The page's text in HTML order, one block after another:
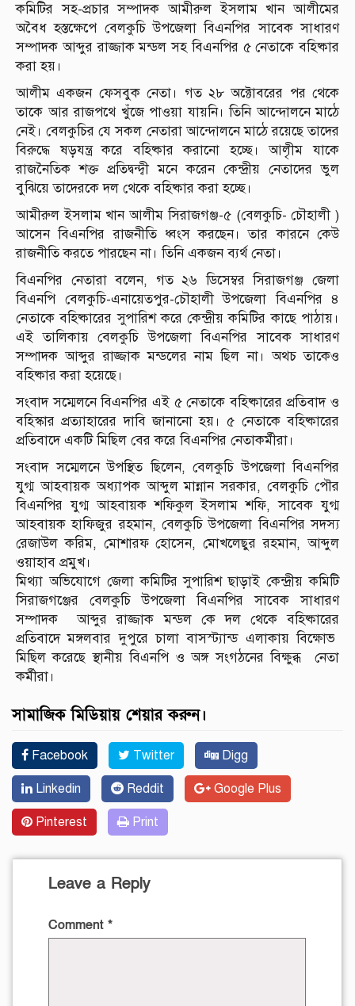
কমিটির সহ-প্রচার সম্পাদক আমীরুল ইসলাম খান আলীমের
অবৈধ হস্তক্ষেপে বেলকুচি উপজেলা বিএনপির সাবেক সাধারণ
সম্পাদক আব্দুর রাজ্জাক মন্ডল সহ বিএনপির ৫ নেতাকে বহিষ্কার
করা হয়।
আলীম একজন ফেসবুক নেতা। গত ২৮ অক্টোবরের পর থেকে
তাকে আর রাজপথে খুঁজে পাওয়া যায়নি। তিনি আন্দোলনে মাঠে
নেই। বেলকুচির যে সকল নেতারা আন্দোলনে মাঠে রয়েছে তাদের
বিরুদ্ধে ষড়যন্ত্র করে বহিষ্কার করানো হচ্ছে। আলীৃম যাকে
রাজনৈতিক শক্ত প্রতিদ্বন্দ্বী মনে করেন কেন্দ্রীয় নেতাদের ভুল
বুঝিয়ে তাদেরকে দল থেকে বহিষ্কার করা হচ্ছে।
আমীরুল ইসলাম খান আলীম সিরাজগঞ্জ-৫ (বেলকুচি- চৌহালী )
আসেন বিএনপির রাজনীতি ধ্বংস করছেন। তার কারনে কেউ
রাজনীতি করতে পারছেন না। তিনি একজন ব্যর্থ নেতা।
বিএনপির নেতারা বলেন, গত ২৬ ডিসেম্বর সিরাজগঞ্জ জেলা
বিএনপি বেলকুচি-এনায়েতপুর-চৌহালী উপজেলা বিএনপির ৪
নেতাকে বহিষ্কারের সুপারিশ করে কেন্দ্রীয় কমিটির কাছে পাঠায়।
এই তালিকায় বেলকুচি উপজেলা বিএনপির সাবেক সাধারণ
সম্পাদক আব্দুর রাজ্জাক মন্ডলের নাম ছিল না। অথচ তাকেও
বহিষ্কার করা হয়েছে।
সংবাদ সম্মেলনে বিএনপির এই ৫ নেতাকে বহিষ্কারের প্রতিবাদ ও
বহিস্কার প্রত্যাহারের দাবি জানানো হয়। ৫ নেতাকে বহিষ্কারের
প্রতিবাদে একটি মিছিল বের করে বিএনপির নেতাকর্মীরা।
সংবাদ সম্মেলনে উপস্থিত ছিলেন, বেলকুচি উপজেলা বিএনপির
যুগ্ম আহবায়ক অধ্যাপক আব্দুল মান্নান সরকার, বেলকুচি পৌর
বিএনপির যুগ্ম আহবায়ক শফিকুল ইসলাম শফি, সাবেক যুগ্ম
আহবায়ক হাফিজুর রহমান, বেলকুচি উপজেলা বিএনপির সদস্য
রেজাউল করিম, মোশারফ হোসেন, মোখলেছুর রহমান, আব্দুল
ওয়াহাব প্রমুখ।
মিথ্যা অভিযোগে জেলা কমিটির সুপারিশ ছাড়াই কেন্দ্রীয় কমিটি
সিরাজগঞ্জের বেলকুচি উপজেলা বিএনপির সাবেক সাধারণ
সম্পাদক আব্দুর রাজ্জাক মন্ডল কে দল থেকে বহিষ্কারের
প্রতিবাদে মঙ্গলবার দুপুরে চালা বাসস্ট্যান্ড এলাকায় বিক্ষোভ
মিছিল করেছে স্থানীয় বিএনপি ও অঙ্গ সংগঠনের বিক্ষুব্ধ নেতা
কর্মীরা।
সামাজিক মিডিয়ায় শেয়ার করুন।
Facebook Twitter Digg
Linkedin Reddit Google Plus
Pinterest Print
Leave a Reply
Comment *